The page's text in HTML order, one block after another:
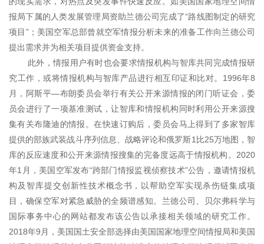
报局下属的人类发展管理局资助兰德公司完成了“路线图制定的研究
项目”；美国空军总部曾就空军情报分析未来的准备工作向兰德公司
提出需求并为相关项目提供资金支持。
此外，情报用户有时也会要求情报机构与智库共同完成情报研
究工作，或将情报机构与智库产品进行相互印证和比对。1996年8
月，阿斯平—布朗委员会举行有关公开来源情报的闭门听证会，委
员会进行了一项基准测试，让智库和情报机构同时利用公开来源搜
集有关布隆迪的情报。在快速订购后，委员会马上得到了多家智库
提供的部族武装战斗序列信息、战略评论和俄罗斯1比25万地图，智
库的反应速度和公开来源情报搜集的完备度远高于情报机构。2020
年1月，美国空军发布“跨部门情报监视侦察技术”公告，邀请情报机
构及智库提交创新性技术概念书，以帮助空军实现杀伤链集成项
目，确保空军对紧急威胁的全频谱感知。兰德公司、贝尔弗科学与
国际事务中心的网站都发布该公告以承接相关领域的研究工作。
2018年9月，美国国土安全部选择由美国国家地理空间情报局和美国